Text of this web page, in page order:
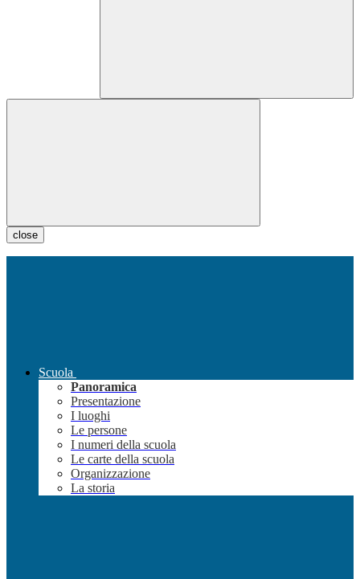
close
Scuola
Panoramica
Presentazione
I luoghi
Le persone
I numeri della scuola
Le carte della scuola
Organizzazione
La storia